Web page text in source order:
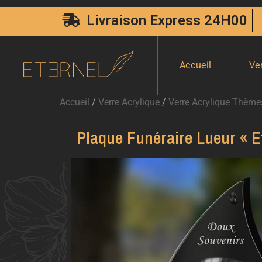
Livraison Express 24H00
Accueil
Accueil / Verre Acrylique / Verre Acrylique
Plaque Funéraire Lueur «